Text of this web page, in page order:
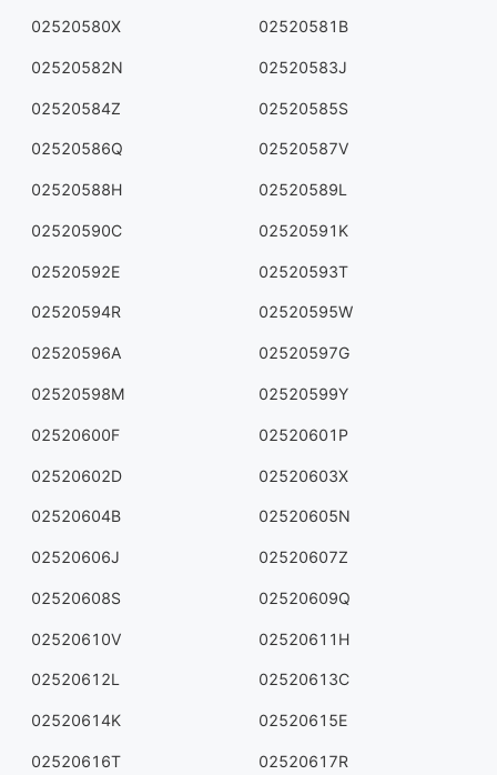
02520580X 02520581B
02520582N 02520583J
02520584Z 02520585S
02520586Q 02520587V
02520588H 02520589L
02520590C 02520591K
02520592E 02520593T
02520594R 02520595W
02520596A 02520597G
02520598M 02520599Y
02520600F 02520601P
02520602D 02520603X
02520604B 02520605N
02520606J 02520607Z
02520608S 02520609Q
02520610V 02520611H
02520612L 02520613C
02520614K 02520615E
02520616T 02520617R